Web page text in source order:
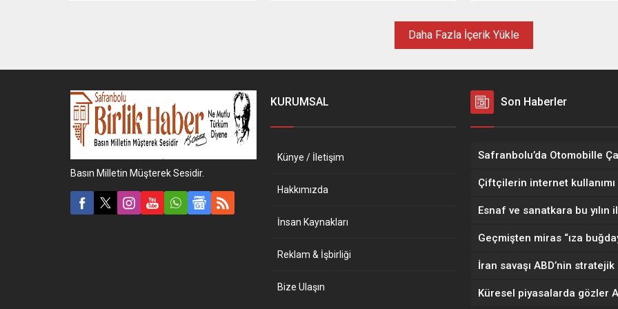
Şartları Belli, Emeklinin Maaşı belli,
Pilandaki sorular Sonunda birisinin
Nüfusunu her geçen gün katlıyor
Daha Fazla İçerik Yükle
Basın Milletin Müşterek Sesidir.
KURUMSAL
Künye / İletişim
Hakkımızda
İnsan Kaynakları
Reklam & İşbirliği
Bize Ulaşın
Son Haberler